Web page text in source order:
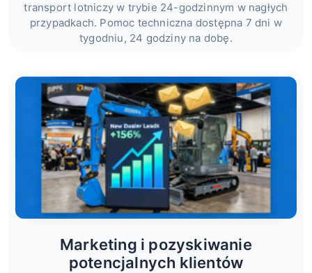
transport lotniczy w trybie 24-godzinnym w nagłych
przypadkach. Pomoc techniczna dostępna 7 dni w
tygodniu, 24 godziny na dobę.
Marketing i pozyskiwanie
potencjalnych klientów